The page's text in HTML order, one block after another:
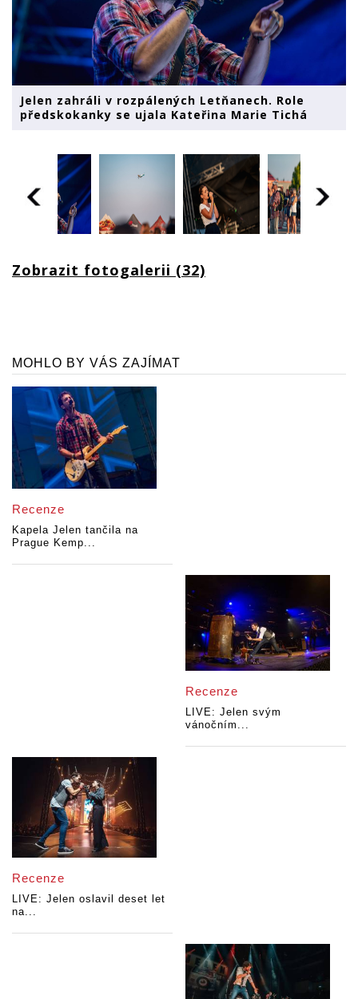
Jelen zahráli v rozpálených Letňanech. Role
předskokanky se ujala Kateřina Marie Tichá
Zobrazit fotogalerii (32)
MOHLO BY VÁS ZAJÍMAT
Recenze
Kapela Jelen tančila na
Prague Kemp...
Recenze
LIVE: Jelen svým
vánočním...
Recenze
LIVE: Jelen oslavil deset let
na...